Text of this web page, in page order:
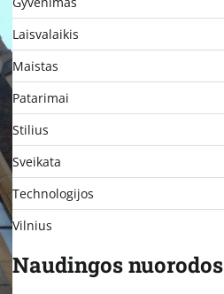
Laisvalaikis
Maistas
Patarimai
Stilius
Sveikata
Technologijos
Vilnius
Naudingos nuorodos